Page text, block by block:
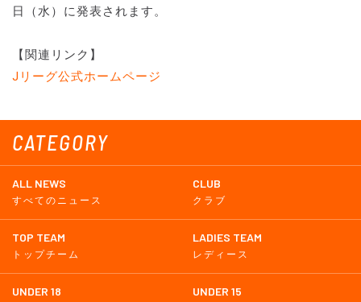
CATEGORY
ALL NEWS
すべてのニュース
CLUB
クラブ
TOP TEAM
トップチーム
LADIES TEAM
レディース
UNDER 18 UNDER 15
日（水）に発表されます。
【関連リンク】
Jリーグ公式ホームページ